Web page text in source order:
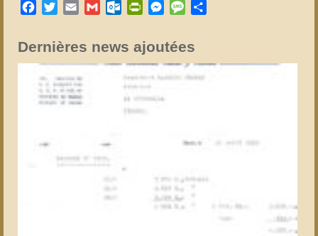
Facebook
TwitterEmail GmailOutlook.com
PrintFriendly
Messenger
Message
Dernières news ajoutées